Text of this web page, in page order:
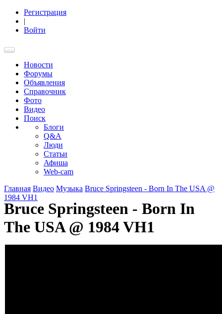
Регистрация
|
Войти
Новости
Форумы
Объявления
Справочник
Фото
Видео
Поиск
Блоги
Q&A
Люди
Статьи
Афиша
Web-cam
Главная Видео Музыка Bruce Springsteen - Born In The USA @
1984 VH1
Bruce Springsteen - Born In
The USA @ 1984 VH1